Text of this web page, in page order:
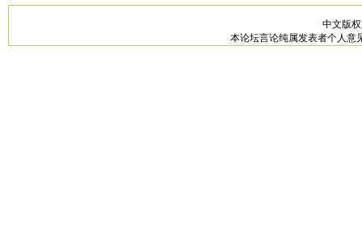
中文版
本论坛言论纯属发表者个人意